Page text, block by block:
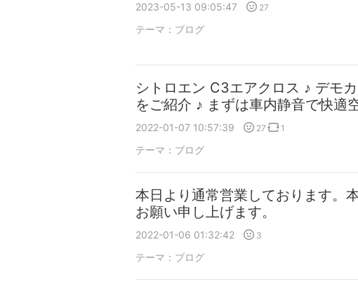
2023-05-13 09:05:47 27
テーマ： ブログ
シトロエン C3エアクロス ♪ デモ
をご紹介 ♪ まずは車内静音で快適
2022-01-07 10:57:39 27 1
テーマ： ブログ
本日より通常営業しております。
お願い申し上げます。
2022-01-06 01:32:42 3
テーマ： ブログ